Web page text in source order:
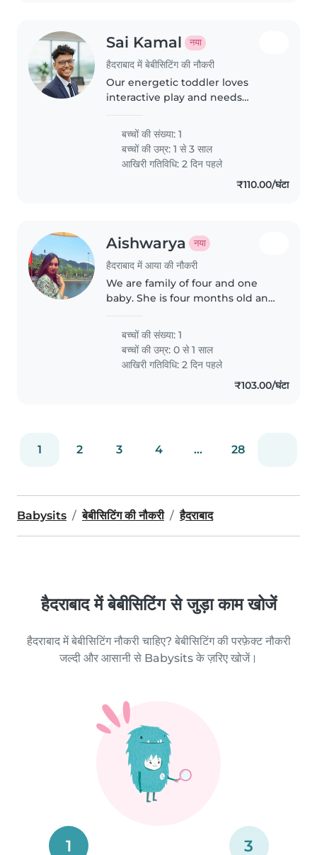
Sai Kamal नया
हैदराबाद में बेबीसिटिंग की नौकरी
Our energetic toddler loves
interactive play and needs
and looking after her—especially
in Hindi and Telugu. We're
seeking a warm, playful
caregiver who's..
बच्चों की संख्या: 1
बच्चों की उम्र:1 से 3 साल
आखिरी गतिविधि: 2 दिन पहले
₹110.00/घंटा
Aishwarya नया
हैदराबाद में आया की नौकरी
We are family of four and one
baby. She is four months old and
Mani, who can take care a good
care of her because my husband
both are working. Someone..
बच्चों की संख्या: 1
बच्चों की उम्र:0 से 1 साल
आखिरी गतिविधि: 2 दिन पहले
₹103.00/घंटा
1 2 3 4 ... 28
Babysits बेबीसिटिंग की नौकरी हैदराबाद
हैदराबाद में बेबीसिटिंग से जुड़ा काम खोजें
हैदराबाद में बेबीसिटिंग नौकरी चाहिए? बेबीसिटिंग की परफ़ेक्ट नौकरी
जल्दी और आसानी से Babysits के ज़रिए खोजें।
1 3